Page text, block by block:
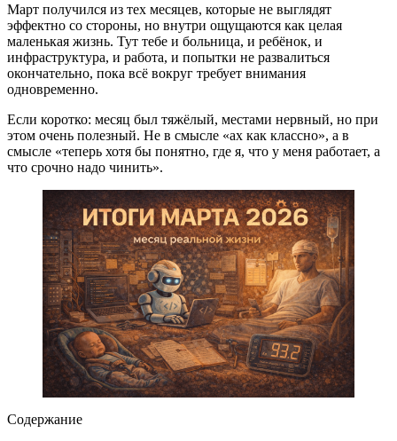
Март получился из тех месяцев, которые не выглядят
эффектно со стороны, но внутри ощущаются как целая
маленькая жизнь. Тут тебе и больница, и ребёнок, и
инфраструктура, и работа, и попытки не развалиться
окончательно, пока всё вокруг требует внимания
одновременно.
Если коротко: месяц был тяжёлый, местами нервный, но при
этом очень полезный. Не в смысле «ах как классно», а в
смысле «теперь хотя бы понятно, где я, что у меня работает, а
что срочно надо чинить».
Содержание